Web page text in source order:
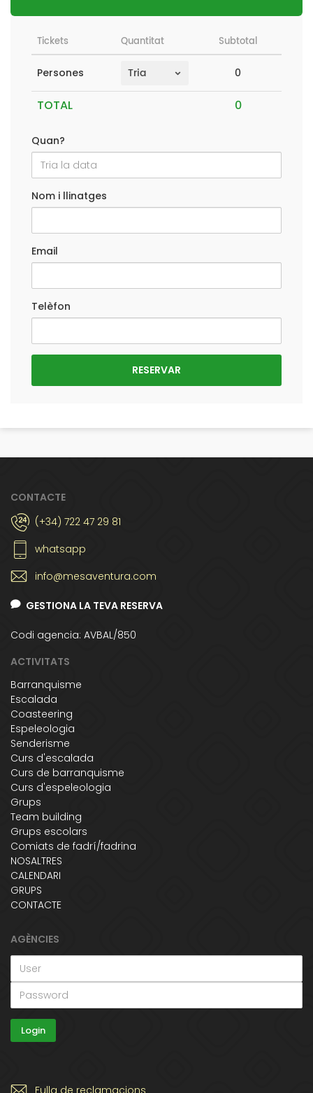
Tickets Quantitat Subtotal
TOTAL
Persones 0
Quan?
Nom i llinatges
Email
Telèfon
CONTACTE
(+34) 722 47 29 81
whatsapp
info@mesaventura.com
GESTIONA LA TEVA RESERVA
Codi agencia: AVBAL/850
ACTIVITATS
Barranquisme
Escalada
Coasteering
Espeleologia
Senderisme
Curs d'escalada
Curs de barranquisme
Curs d'espeleologia
Grups
Team building
Grups escolars
Comiats de fadrí/fadrina
NOSALTRES
CALENDARI
GRUPS
CONTACTE
AGÈNCIES